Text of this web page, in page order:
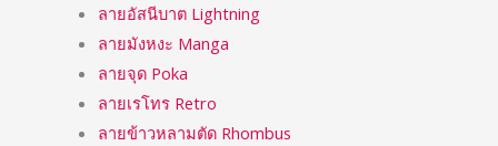
ลายอัสนีบาต Lightning
ลายมังหงะ Manga
ลายจุด Poka
ลายเรโทร Retro
ลายข้าวหลามตัด Rhombus